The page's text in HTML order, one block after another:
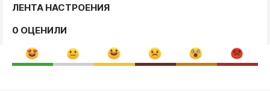
ЛЕНТА НАСТРОЕНИЯ
0 ОЦЕНИЛИ